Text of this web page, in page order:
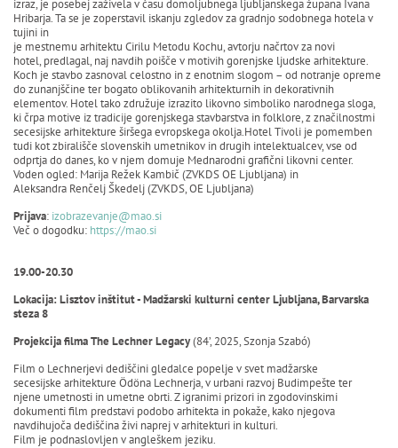
izraz, je posebej zaživela v času domoljubnega ljubljanskega župana Ivana
Hribarja. Ta se je zoperstavil iskanju zgledov za gradnjo sodobnega hotela v
tujini in
je mestnemu arhitektu Cirilu Metodu Kochu, avtorju načrtov za novi
hotel, predlagal, naj navdih poišče v motivih gorenjske ljudske arhitekture.
Koch je stavbo zasnoval celostno in z enotnim slogom – od notranje opreme
do zunanjščine ter bogato oblikovanih arhitekturnih in dekorativnih
elementov. Hotel tako združuje izrazito likovno simboliko narodnega sloga,
ki črpa motive iz tradicije gorenjskega stavbarstva in folklore, z značilnostmi
secesijske arhitekture širšega evropskega okolja.Hotel Tivoli je pomemben
tudi kot zbirališče slovenskih umetnikov in drugih intelektualcev, vse od
odprtja do danes, ko v njem domuje Mednarodni grafični likovni center.
Voden ogled: Marija Režek Kambič (ZVKDS OE Ljubljana) in
Aleksandra Renčelj Škedelj (ZVKDS, OE Ljubljana)
Prijava: izobrazevanje@mao.si
Več o dogodku: https://mao.si
19.00-20.30
Lokacija: Lisztov inštitut - Madžarski kulturni center Ljubljana, Barvarska
steza 8
Projekcija filma The Lechner Legacy(84’, 2025, Szonja Szabó)
Film o Lechnerjevi dediščini gledalce popelje v svet madžarske
secesijske arhitekture Ödöna Lechnerja, v urbani razvoj Budimpešte ter
njene umetnosti in umetne obrti. Z igranimi prizori in zgodovinskimi
dokumenti film predstavi podobo arhitekta in pokaže, kako njegova
navdihujoča dediščina živi naprej v arhitekturi in kulturi.
Film je podnaslovljen v angleškem jeziku.